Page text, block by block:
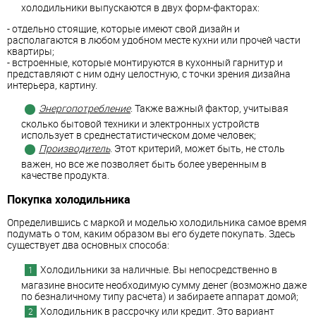
холодильники выпускаются в двух форм-факторах:
- отдельно стоящие, которые имеют свой дизайн и
располагаются в любом удобном месте кухни или прочей части
квартиры;
- встроенные, которые монтируются в кухонный гарнитур и
представляют с ним одну целостную, с точки зрения дизайна
интерьера, картину.
Энергопотребление. Также важный фактор, учитывая
сколько бытовой техники и электронных устройств
использует в среднестатистическом доме человек;
Производитель. Этот критерий, может быть, не столь
важен, но все же позволяет быть более уверенным в
качестве продукта.
Покупка холодильника
Определившись с маркой и моделью холодильника самое время
подумать о том, каким образом вы его будете покупать. Здесь
существует два основных способа:
Холодильники за наличные. Вы непосредственно в
магазине вносите необходимую сумму денег (возможно даже
по безналичному типу расчета) и забираете аппарат домой;
Холодильник в рассрочку или кредит. Это вариант